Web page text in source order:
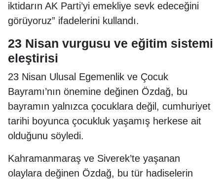
iktidarın AK Parti’yi emekliye sevk edeceğini
görüyoruz” ifadelerini kullandı.
23 Nisan vurgusu ve eğitim sistemi
eleştirisi
23 Nisan Ulusal Egemenlik ve Çocuk
Bayramı’nın önemine değinen Özdağ, bu
bayramın yalnızca çocuklara değil, cumhuriyet
tarihi boyunca çocukluk yaşamış herkese ait
olduğunu söyledi.
Kahramanmaraş ve Siverek’te yaşanan
olaylara değinen Özdağ, bu tür hadiselerin